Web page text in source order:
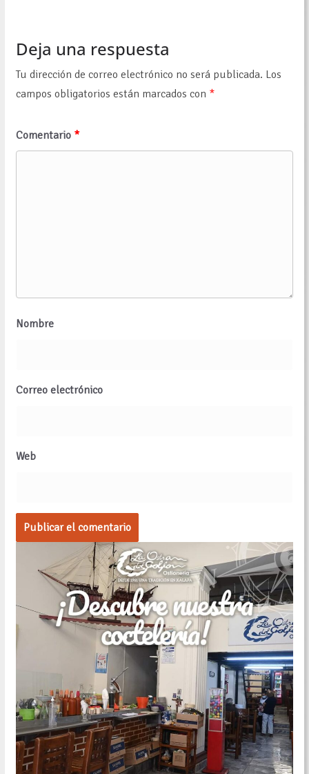
Deja una respuesta
Tu dirección de correo electrónico no será publicada. Los
campos obligatorios están marcados con *
Comentario *
Nombre
Correo electrónico
Web